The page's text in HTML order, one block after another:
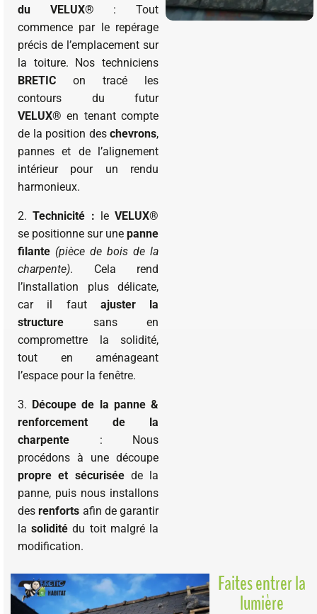
du
VELUX® : Tout
commence par le repérage
précis de l’emplacement sur
la toiture. Nos techniciens
BRETIC on tracé les
contours du futur
VELUX® en tenant compte
de la position deschevrons,
pannes et de l’alignement
intérieur pour un rendu
harmonieux.
2.Technicité : leVELUX®
se positionne sur unepanne
filante (pièce de bois de la
charpente). Cela rend
l’installation plus délicate,
car il faut ajuster la
structure sans en
compromettre la solidité,
tout en aménageant
l’espace pour la fenêtre.
3. Découpe de la panne &
renforcement de la
charpente : Nous
procédons à une découpe
propre et sécuriséede la
panne, puis nous installons
des renforts afin de garantir
lasolidité du toit malgré la
modification.
Faites entrer la
lumière